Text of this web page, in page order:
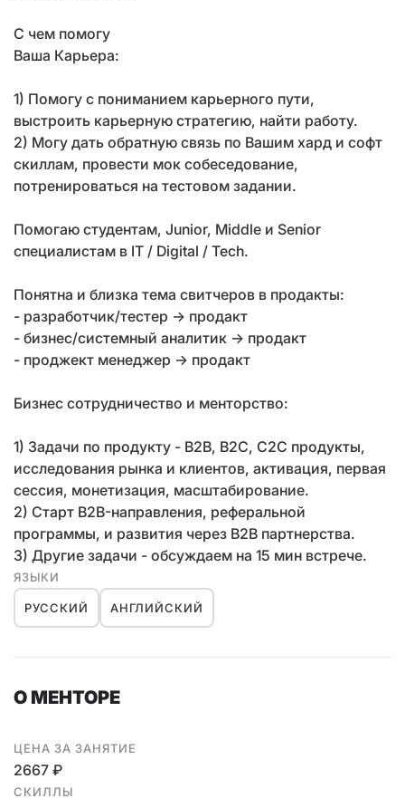
С чем помогу
Ваша Карьера:
1) Помогу с пониманием карьерного пути,
выстроить карьерную стратегию, найти работу.
2) Могу дать обратную связь по Вашим хард и софт
скиллам, провести мок собеседование,
потренироваться на тестовом задании.
Помогаю студентам, Junior, Middle и Senior
специалистам в IT / Digital / Tech.
Понятна и близка тема свитчеров в продакты:
- разработчик/тестер -> продакт
- бизнес/системный аналитик -> продакт
- проджект менеджер -> продакт
Бизнес сотрудничество и менторство:
1) Задачи по продукту - B2B, B2C, C2C продукты,
исследования рынка и клиентов, активация, первая
сессия, монетизация, масштабирование.
2) Старт B2B-направления, реферальной
программы, и развития через B2B партнерства.
3) Другие задачи - обсуждаем на 15 мин встрече.
ЯЗЫКИ
РУССКИЙ АНГЛИЙСКИЙ
О МЕНТОРЕ
ЦЕНА ЗА ЗАНЯТИЕ
2667 ₽
СКИЛЛЫ